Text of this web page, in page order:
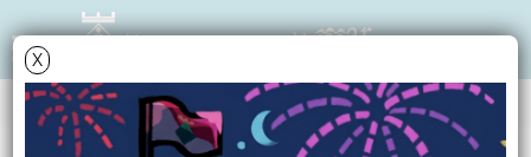
X
NOTÍCIES - ACTUALITAT